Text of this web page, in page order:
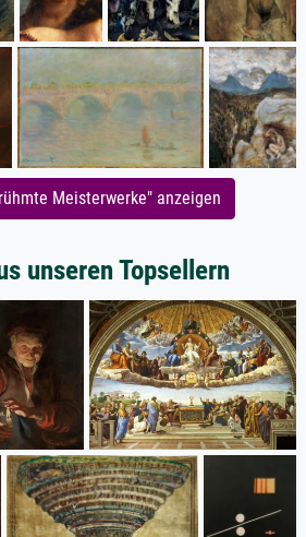
Meisterwerke" anzeigen
unseren Topsellern